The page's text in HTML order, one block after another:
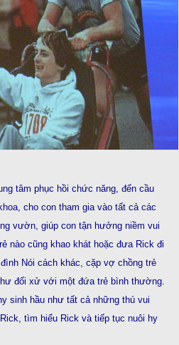
tâm phục hồi chức năng, đến cầu
cho con tham gia vào tất cả các
vườn, giúp con tận hưởng niềm vui
cũng khao khát hoặc đưa Rick đi
Nói cách khác, cặp vợ chồng trẻ
đối xử với một đứa trẻ bình thường.
sinh hầu như tất cả những thú vui
tìm hiểu Rick và tiếp tục nuôi hy